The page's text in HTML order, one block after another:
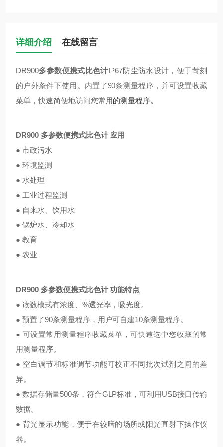
详细介绍 在线留言
DR900多参数便携式比色计IP67防尘防水设计，便于苛刻
的户外条件下使用。内置了90条测量程序，并可设置收藏
菜单，快速简便地访问您常用的测量程序。
DR900 多参数便携式比色计 应用
● 市政污水
● 环境监测
● 水处理
● 工业过程监测
● 自来水、饮用水
● 锅炉水、冷却水
● 教育
● 农业
DR900 多参数便携式比色计 功能特点
● 读数模式有浓度、%透光率，吸光度。
● 预置了90条测量程序，用户可自建10条测量程序。
● 可设置常用测量程序收藏菜单，可快速选中您收藏的常
用测量程序。
● 空白调节和标准调节功能可校正不同批次试剂之间的差
异。
● 数据存储量500条，符合GLP标准，可利用USB接口传输
数据。
● 背光显示功能，便于在较暗的场所或阳光直射下操作仪
器。